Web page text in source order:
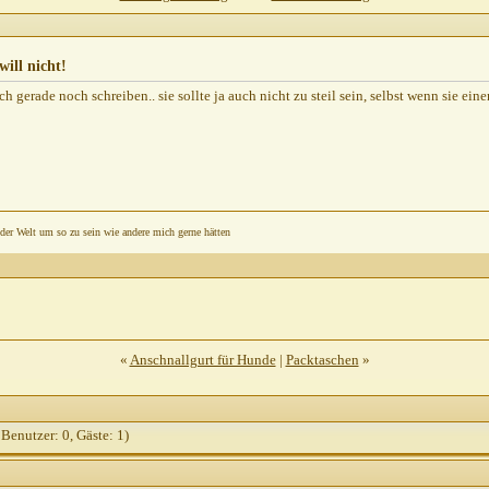
09:24
20.07.2010,
21.07.2010,08:56
15:18
20:14
21:21
nicht!
gerade noch schreiben.. sie sollte ja auch nicht zu steil sein, selbst wenn sie
Welt um so zu sein wie andere mich gerne hätten
« Anschnallgurt für Hunde| Packtaschen »
0, Gäste: 1)